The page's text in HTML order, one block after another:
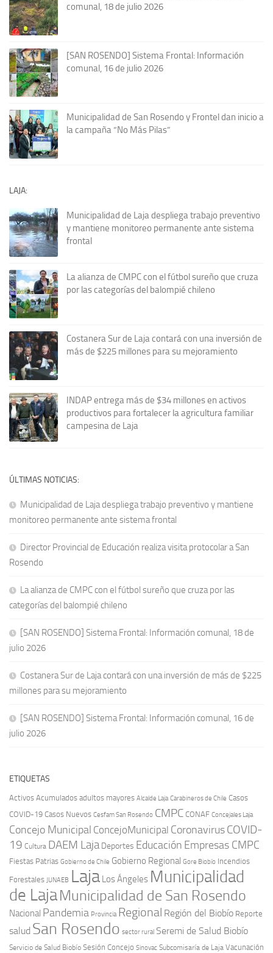
comunal, 18 de julio 2026
[SAN ROSENDO] Sistema Frontal: Información
comunal, 16 de julio 2026
Municipalidad de San Rosendo y Frontel dan inicio a
la campaña “No Más Pilas”
LAJA:
Municipalidad de Laja despliega trabajo preventivo
y mantiene monitoreo permanente ante sistema
frontal
La alianza de CMPC con el fútbol sureño que cruza
por las categorías del balompié chileno
Costanera Sur de Laja contará con una inversión de
más de $225 millones para su mejoramiento
INDAP entrega más de $34 millones en activos
productivos para fortalecer la agricultura familiar
campesina de Laja
ÚLTIMAS NOTICIAS:
Municipalidad de Laja despliega trabajo preventivo y mantiene
monitoreo permanente ante sistema frontal
Director Provincial de Educación realiza visita protocolar a San
Rosendo
La alianza de CMPC con el fútbol sureño que cruza por las
categorías del balompié chileno
[SAN ROSENDO] Sistema Frontal: Información comunal, 18 de
julio 2026
Costanera Sur de Laja contará con una inversión de más de $225
millones para su mejoramiento
[SAN ROSENDO] Sistema Frontal: Información comunal, 16 de
julio 2026
ETIQUETAS
Activos Acumulados adultos mayores Alcalde Laja Carabineros de Chile Casos
COVID-19 Casos Nuevos Cesfam San Rosendo CMPC CONAF Concejales Laja
Concejo Municipal ConcejoMunicipal CoronavirusCOVID-
19 Cultura DAEM Laja Deportes Educación Empresas CMPC
Fiestas Patrias Gobierno de Chile Gobierno Regional Gore Biobío Incendios
Forestales JUNAEB Laja Los Ángeles Municipalidad
de LajaMunicipalidad de San Rosendo
Nacional Pandemia Provincia Regional Región del Biobío Reporte
salud San Rosendo sector rural Seremi de Salud Biobío
Servicio de Salud Biobío Sesión Concejo Sinovac Subcomisaría de Laja Vacunación